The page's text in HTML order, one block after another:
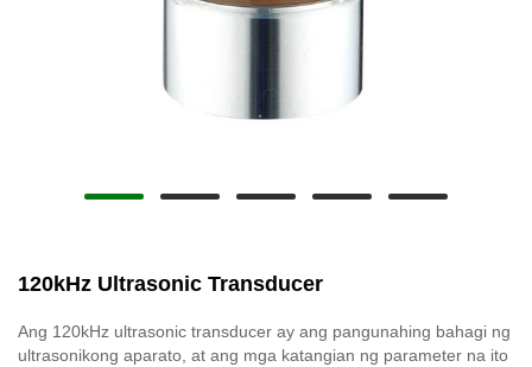
120kHz Ultrasonic Transducer
Ang 120kHz ultrasonic transducer ay ang pangunahing bahagi ng
ultrasonikong aparato, at ang mga katangian ng parameter na ito